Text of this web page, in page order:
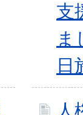
支
ま
日
人